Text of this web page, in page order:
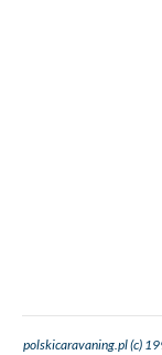
polskicaravaning.pl (c)